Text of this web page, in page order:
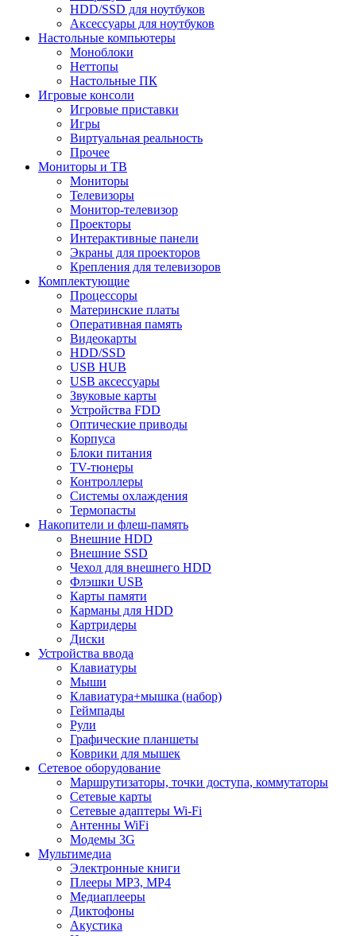
HDD/SSD для ноутбуков
Аксессуары для ноутбуков
Настольные компьютеры
Моноблоки
Неттопы
Настольные ПК
Игровые консоли
Игровые приставки
Игры
Виртуальная реальность
Прочее
Мониторы и ТВ
Мониторы
Телевизоры
Монитор-телевизор
Проекторы
Интерактивные панели
Экраны для проекторов
Крепления для телевизоров
Комплектующие
Процессоры
Материнские платы
Оперативная память
Видеокарты
HDD/SSD
USB HUB
USB аксессуары
Звуковые карты
Устройства FDD
Оптические приводы
Корпуса
Блоки питания
TV-тюнеры
Контроллеры
Системы охлаждения
Термопасты
Накопители и флеш-память
Внешние HDD
Внешние SSD
Чехол для внешнего HDD
Флэшки USB
Карты памяти
Карманы для HDD
Картридеры
Диски
Устройства ввода
Клавиатуры
Мыши
Клавиатура+мышка (набор)
Геймпады
Рули
Графические планшеты
Коврики для мышек
Сетевое оборудование
Маршрутизаторы, точки доступа, коммутаторы
Сетевые карты
Сетевые адаптеры Wi-Fi
Антенны WiFi
Модемы 3G
Мультимедиа
Электронные книги
Плееры MP3, MP4
Медиаплееры
Диктофоны
Акустика